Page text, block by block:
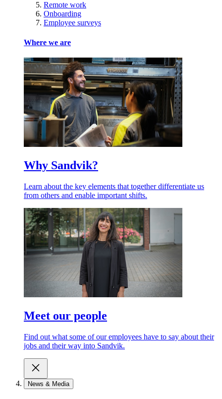
Remote work
Onboarding
Employee surveys
Where we are
Why Sandvik?
Learn about the key elements that together differentiate us
from others and enable important shifts.
Meet our people
Find out what some of our employees have to say about their
jobs and their way into Sandvik.
News & Media